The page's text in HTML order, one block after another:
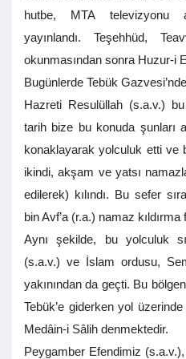
hutbe, MTA televizyonu
yayınlandı. Teşehhüd,
okunmasından sonra Huzur-i
Bugünlerde Tebük
Hazreti Resulüllah (s.a.v.)
tarih bize bu konuda şunları
konaklayarak yolculuk etti ve
ikindi, akşam ve yatsı
edilerek) kılındı. Bu sefer
bin Avf’a (r.a.) namaz kıldırma
Aynı şekilde, bu yolculuk
(s.a.v.) ve İslam ordusu,
yakınından da geçti. Bu
Tebük’e giderken yol
Medâin-i Sâlih denmektedir.
Peygamber Efendimiz